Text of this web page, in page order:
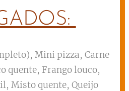
Mini pizza, Carne
quente, Frango louco,
Misto quente, Queijo